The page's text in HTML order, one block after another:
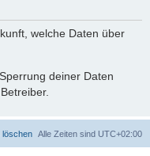
welche Daten über
deiner Daten
Alle Zeiten sind UTC+02:00
löschen